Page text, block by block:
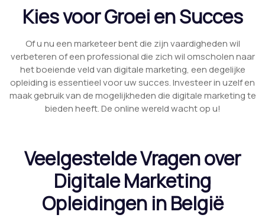
Kies voor Groei en Succes
Of u nu een marketeer bent die zijn vaardigheden wil
verbeteren of een professional die zich wil omscholen naar
het boeiende veld van digitale marketing, een degelijke
opleiding is essentieel voor uw succes. Investeer in uzelf en
maak gebruik van de mogelijkheden die digitale marketing te
bieden heeft. De online wereld wacht op u!
Veelgestelde Vragen over
Digitale Marketing
Opleidingen in België